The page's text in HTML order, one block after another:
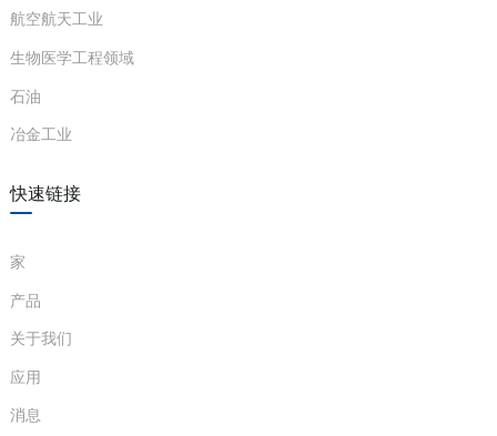
航空航天工业
生物医学工程领域
石油
冶金工业
快速链接
家
产品
关于我们
应用
消息